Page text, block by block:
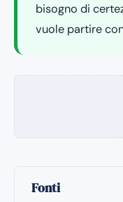
bisogno di
vuole partire
Fonti